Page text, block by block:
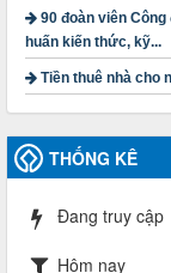
60/TB-LĐLĐ
Thông báo công
LĐLĐ tỉnh Điện
Thời gian đăng:
lượt xem: 822 |
485/QĐ-LĐLĐ
Quyết định về
Thời gian đăng:
90 đoàn viên
huấn kiến thức, kỹ...
Tiền thuê nhà
THỐNG KÊ
Đang truy cập
Hôm nay